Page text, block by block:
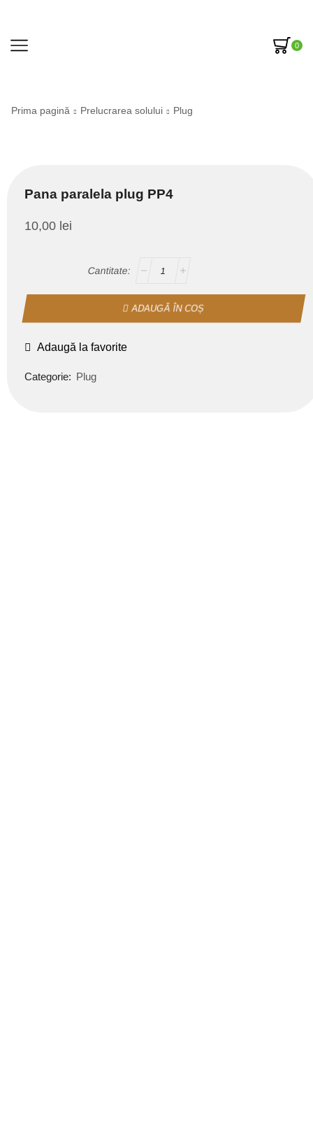
0
Prima pagină Prelucrarea solului Plug
Pana paralela plug PP4
10,00 lei
ADAUGĂ ÎN COȘ
Adaugă la favorite
Categorie: Plug